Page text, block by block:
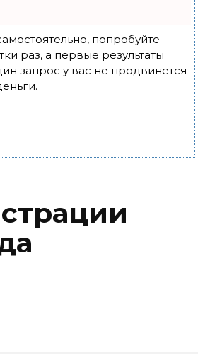
попробуйте
раз, а первые результаты
запрос у вас не продвинется